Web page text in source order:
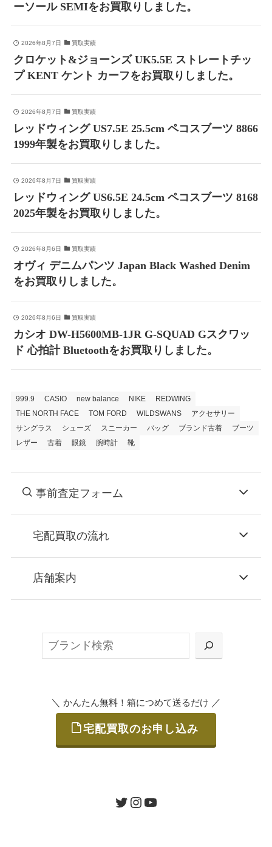
ーソール SEMIをお買取りしました。
2026年8月7日 買取実績
クロケット&ジョーンズ UK5.5E ストレートチッ
プ KENT ケント カーフをお買取りしました。
2026年8月7日 買取実績
レッドウィング US7.5E 25.5cm ペコスブーツ 8866
1999年製をお買取りしました。
2026年8月7日 買取実績
レッドウィング US6.5E 24.5cm ペコスブーツ 8168
2025年製をお買取りしました。
2026年8月6日 買取実績
オヴィ デニムパンツ Japan Black Washed Denim
をお買取りしました。
2026年8月6日 買取実績
カシオ DW-H5600MB-1JR G-SQUAD Gスクワッ
ド 心拍計 Bluetoothをお買取りしました。
999.9 CASIO new balance NIKE
REDWING
THE NORTH FACE
TOM FORD WILDSWANS
アクセサリー
サングラス
シューズ スニーカー バッグ ブランド古着
ブーツ
レザー
古着 眼鏡 腕時計 靴
事前査定フォーム
宅配買取の流れ
お申込み
または梱包材不要の「集荷申込」からお選び
ご発送
店舗案内
＼ かんたん無料！箱につめて送るだけ ／
宅配買取のお申し込み
ツイッターインスタグラムユーチューブ